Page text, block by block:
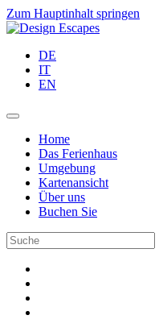
Zum Hauptinhalt springen
DE
IT
EN
Home
Das Ferienhaus
Umgebung
Kartenansicht
Über uns
Buchen Sie